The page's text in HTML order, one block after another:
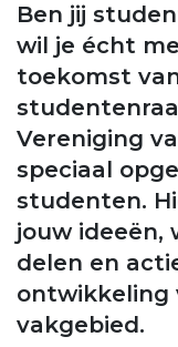
Ben jij
wil je écht
toekomst
Vereniging
speciaal
studenten.
jouw ideeën,
delen en
ontwikkeling
vakgebied.